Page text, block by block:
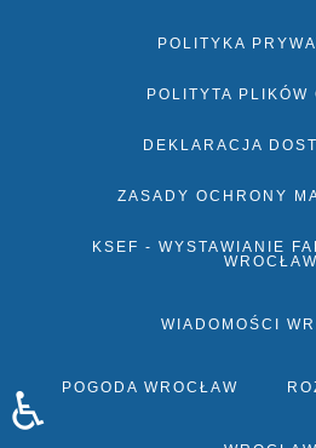
POLITYKA
POLITYTA PLIKÓW
DEKLARACJA
ZASADY OCHRONY
KSEF - WYSTAWIANIE
WROCŁAW
WIADOMOŚCI
POGODA WROCŁAW